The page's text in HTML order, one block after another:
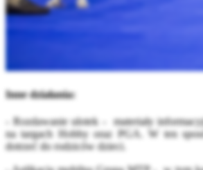
Inne działania:
- Rozdawanie ulotek - materiały
na targach Hobby oraz PGA. W ten
dotrzeć do rodziców dzieci.